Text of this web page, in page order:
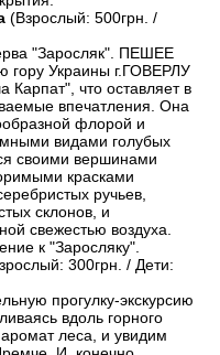
(Взрослый: 500грн. /
"Заросляк". ПЕШЕЕ
Украины г.ГОВЕРЛУ
что оставляет в
впечатления. Она
флорой и
видами голубых
своими вершинами
красками
ручьев,
склонов, и
свежестью воздуха.
к "Заросляку".
300грн. / Дети:
прогулку-экскурсию
вдоль горного
леса, и увидим